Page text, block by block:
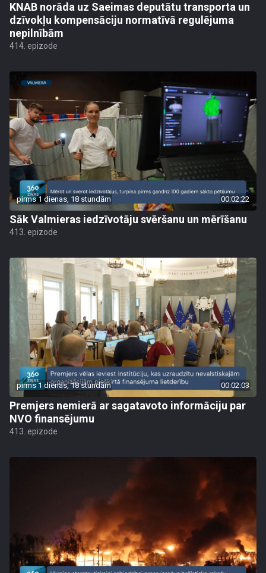
KNAB norāda uz Saeimas deputātu transporta un
dzīvokļu kompensāciju normatīvā regulējuma
nepilnībām
414. epizode
pirms 1 dienas, 18 stundām 00:02:22
Sāk Valmieras iedzīvotāju svēršanu un mērīšanu
413. epizode
pirms 1 dienas, 18 stundām 00:02:03
Premjers nemierā ar sagatavoto informāciju par
NVO finansējumu
413. epizode